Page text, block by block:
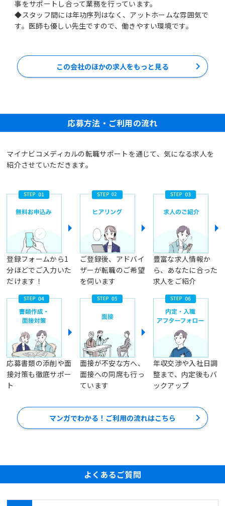
事をサポートし合って業務を行っています。
◆スタッフ間には年功序列はなく、アットホームな雰囲気で
す。医師も優しい先生ですので、働きやすい環境です。
この会社のほかの求人をもっと見る
応募方法・ご利用の流れ
マイナビコメディカルの転職サポートを通じて、気になる求人を
紹介させていただきます。
登録フォームから1
分ほどでご入力いた
だけます！
ご登録後、アドバイ
ザーが転職のご希望
を伺います
豊富な求人情報か
ら、あなたに合った
求人をご紹介
応募書類の添削や面
接対策も徹底サポー
ト
面接が不安な方へ、
面接への同席も行っ
ています
年収交渉や入社日調
整まで、内定後もバ
ックアップ
マンガでわかる！ご利用の流れはこちら
よくあるご質問